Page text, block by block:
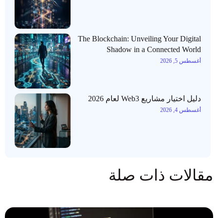
The Blockchain: Unveiling Your Digital
Shadow in a Connected World
أغسطس 5, 2026
دليل اختيار مشاريع Web3 لعام 2026
أغسطس 4, 2026
مقالات ذات صلة